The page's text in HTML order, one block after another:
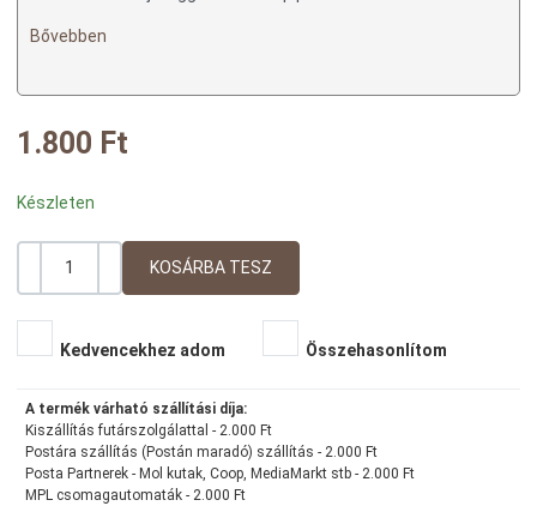
Bővebben
1.800 Ft
Készleten
Mennyiség
Kedvencekhez adom Összehasonlítom
A termék várható szállítási díja:
Kiszállítás futárszolgálattal - 2.000 Ft
Postára szállítás (Postán maradó) szállítás - 2.000 Ft
Posta Partnerek - Mol kutak, Coop, MediaMarkt stb - 2.000 Ft
MPL csomagautomaták - 2.000 Ft